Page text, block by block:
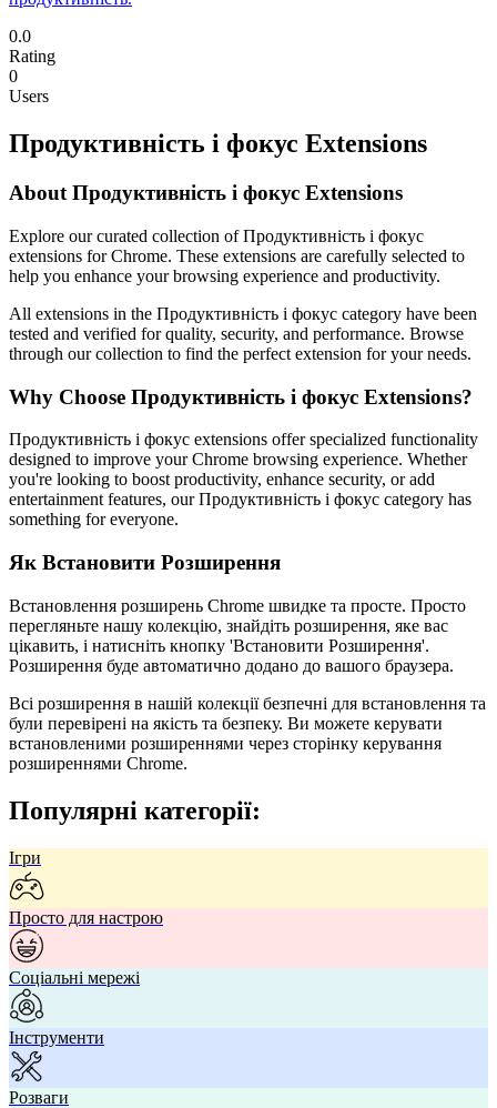
0.0
Rating
0
Users
Продуктивність і фокус Extensions
About Продуктивність і фокус Extensions
Explore our curated collection of Продуктивність і фокус
extensions for Chrome. These extensions are carefully selected to
help you enhance your browsing experience and productivity.
All extensions in the Продуктивність і фокус category have been
tested and verified for quality, security, and performance. Browse
through our collection to find the perfect extension for your needs.
Why Choose Продуктивність і фокус Extensions?
Продуктивність і фокус extensions offer specialized functionality
designed to improve your Chrome browsing experience. Whether
you're looking to boost productivity, enhance security, or add
entertainment features, our Продуктивність і фокус category has
something for everyone.
Як Встановити Розширення
Встановлення розширень Chrome швидке та просте. Просто
перегляньте нашу колекцію, знайдіть розширення, яке вас
цікавить, і натисніть кнопку 'Встановити Розширення'.
Розширення буде автоматично додано до вашого браузера.
Всі розширення в нашій колекції безпечні для встановлення та
були перевірені на якість та безпеку. Ви можете керувати
встановленими розширеннями через сторінку керування
розширеннями Chrome.
Популярні категорії:
Ігри
Просто для настрою
Соціальні мережі
Інструменти
Розваги